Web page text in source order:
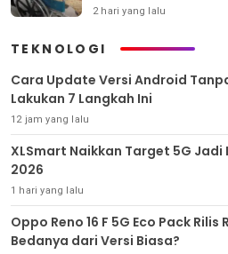
2 hari yang lalu
TEKNOLOGI
Cara Update Versi Android
Lakukan 7 Langkah Ini
12 jam yang lalu
XLSmart Naikkan Target 5G
2026
1 hari yang lalu
Oppo Reno 16 F 5G Eco Pack
Bedanya dari Versi Biasa?